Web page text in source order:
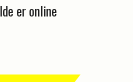
er online